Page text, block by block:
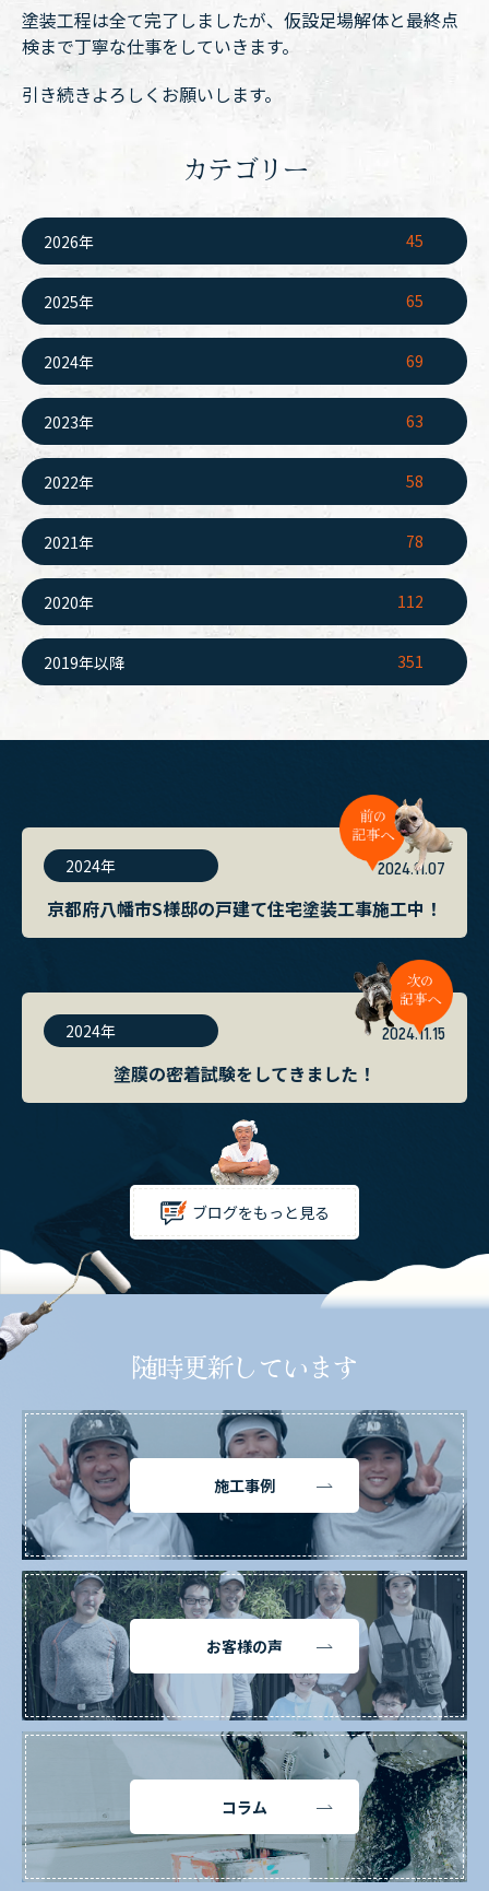
塗装工程は全て完了しましたが、仮設足場解体と最終点
検まで丁寧な仕事をしていきます。
引き続きよろしくお願いします。
カテゴリー
2026年 45
2025年 65
2024年 69
2023年 63
2022年 58
2021年 78
2020年 112
2019年以降 351
2024年 2024.11.07
京都府八幡市S様邸の戸建て住宅塗装工事施工中！
2024年 2024.11.15
塗膜の密着試験をしてきました！
ブログをもっと見る
随時更新しています
施工事例
お客様の声
コラム